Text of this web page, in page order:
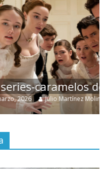
de Shondaland
Molina 0